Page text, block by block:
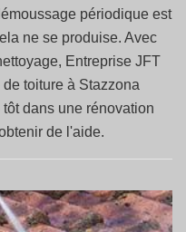
périodique est
ne se produise. Avec
Entreprise JFT
toiture à Stazzona
dans une rénovation
de l'aide.